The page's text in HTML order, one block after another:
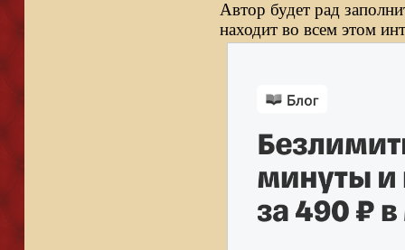
Автор будет рад
находит во всем этом